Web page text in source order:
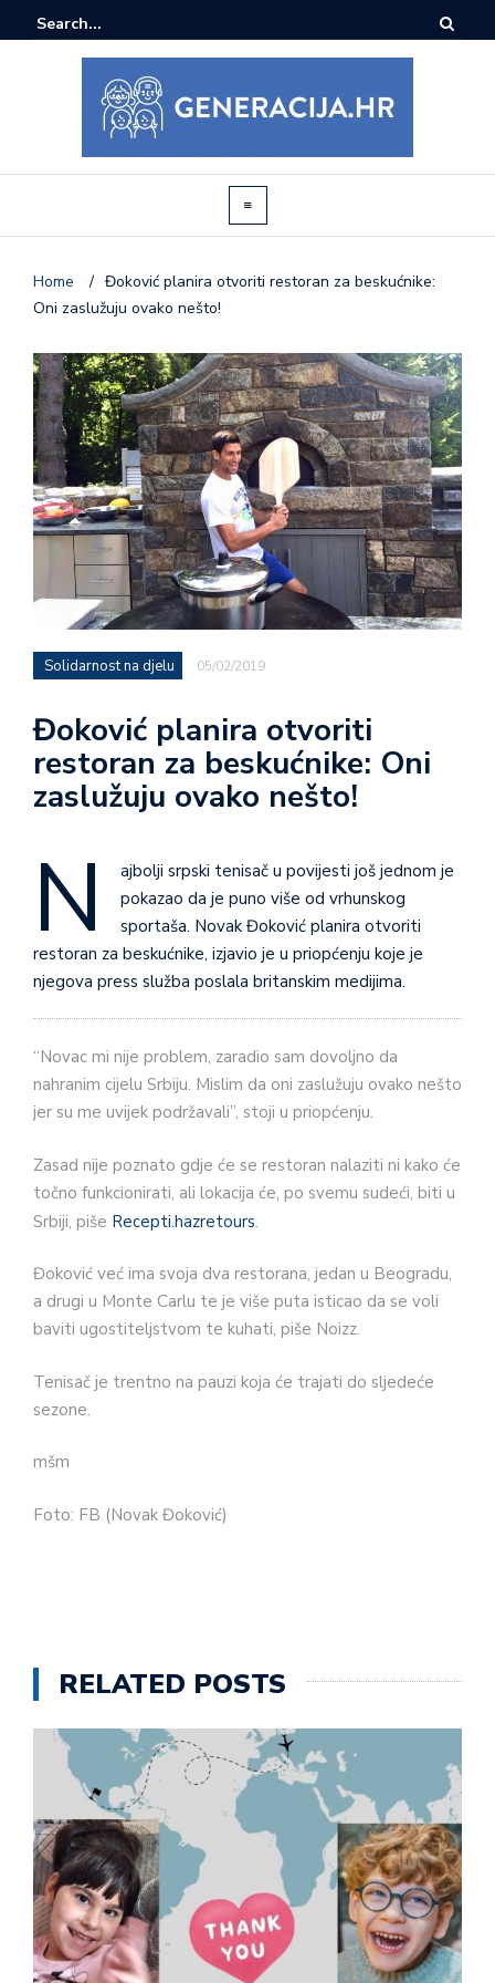
Home / Đoković planira otvoriti restoran za beskućnike:
Oni zaslužuju ovako nešto!
Solidarnost na djelu 05/02/2019
Đoković planira otvoriti
restoran za beskućnike: Oni
zaslužuju ovako nešto!
N
ajbolji srpski tenisač u povijesti još jednom je
pokazao da je puno više od vrhunskog
sportaša. Novak Đoković planira otvoriti
restoran za beskućnike, izjavio je u priopćenju koje je
njegova press služba poslala britanskim medijima.
“Novac mi nije problem, zaradio sam dovoljno da
nahranim cijelu Srbiju. Mislim da oni zaslužuju ovako nešto
jer su me uvijek podržavali”, stoji u priopćenju.
Zasad nije poznato gdje će se restoran nalaziti ni kako će
točno funkcionirati, ali lokacija će, po svemu sudeći, biti u
Srbiji, piše Recepti.hazretours.
Đoković već ima svoja dva restorana, jedan u Beogradu,
a drugi u Monte Carlu te je više puta isticao da se voli
baviti ugostiteljstvom te kuhati, piše Noizz.
Tenisač je trentno na pauzi koja će trajati do sljedeće
sezone.
mšm
Foto: FB (Novak Đoković)
RELATED POSTS